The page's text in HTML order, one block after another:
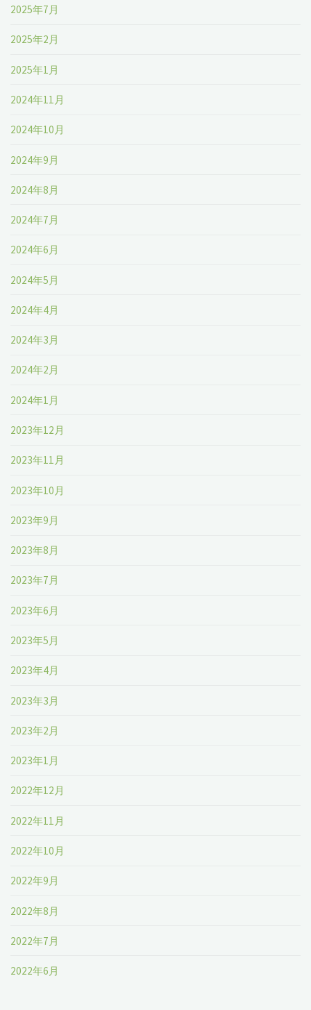
2025年7月
2025年2月
2025年1月
2024年11月
2024年10月
2024年9月
2024年8月
2024年7月
2024年6月
2024年5月
2024年4月
2024年3月
2024年2月
2024年1月
2023年12月
2023年11月
2023年10月
2023年9月
2023年8月
2023年7月
2023年6月
2023年5月
2023年4月
2023年3月
2023年2月
2023年1月
2022年12月
2022年11月
2022年10月
2022年9月
2022年8月
2022年7月
2022年6月